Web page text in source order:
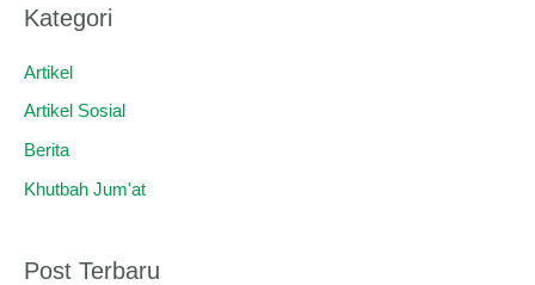
u
n
Kategori
Artikel
Artikel Sosial
Berita
Khutbah Jum'at
Post Terbaru